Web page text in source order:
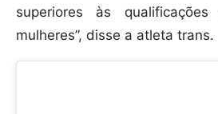
superiores às
mulheres”, disse a atleta trans.